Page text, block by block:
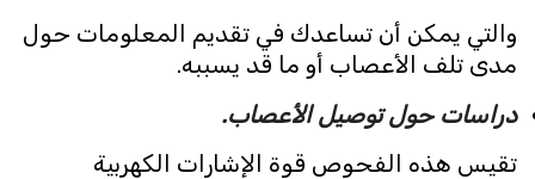
والتي يمكن أن تساعدك في تقديم المعلومات حول
مدى تلف الأعصاب أو ما قد يسببه.
دراسات حول توصيل الأعصاب.
تقيس هذه الفحوص قوة الإشارات الكهربية